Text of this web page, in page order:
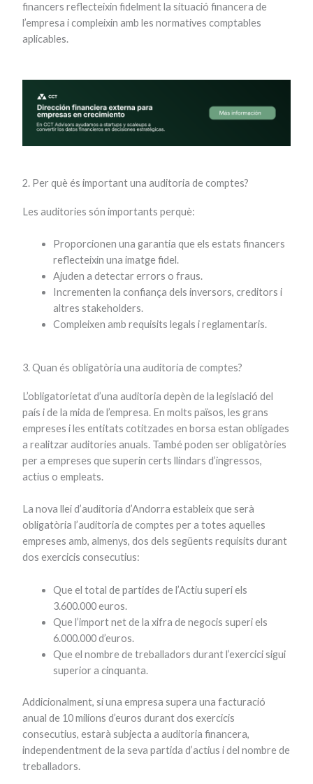
financers reflecteixin fidelment la situació financera de
l’empresa i compleixin amb les normatives comptables
aplicables.
2. Per què és important una auditoria de comptes?
Les auditories són importants perquè:
Proporcionen una garantia que els estats financers
reflecteixin una imatge fidel.
Ajuden a detectar errors o fraus.
Incrementen la confiança dels inversors, creditors i
altres stakeholders.
Compleixen amb requisits legals i reglamentaris.
3. Quan és obligatòria una auditoria de comptes?
L’obligatorietat d’una auditoria depèn de la legislació del
país i de la mida de l’empresa. En molts països, les grans
empreses i les entitats cotitzades en borsa estan obligades
a realitzar auditories anuals. També poden ser obligatòries
per a empreses que superin certs llindars d’ingressos,
actius o empleats.
La nova llei d’auditoria d’Andorra estableix que serà
obligatòria l’auditoria de comptes per a totes aquelles
empreses amb, almenys, dos dels següents requisits durant
dos exercicis consecutius:
Que el total de partides de l’Actiu superi els
3.600.000 euros.
Que l’import net de la xifra de negocis superi els
6.000.000 d’euros.
Que el nombre de treballadors durant l’exercici sigui
superior a cinquanta.
Addicionalment, si una empresa supera una facturació
anual de 10 milions d’euros durant dos exercicis
consecutius, estarà subjecta a auditoria financera,
independentment de la seva partida d’actius i del nombre de
treballadors.